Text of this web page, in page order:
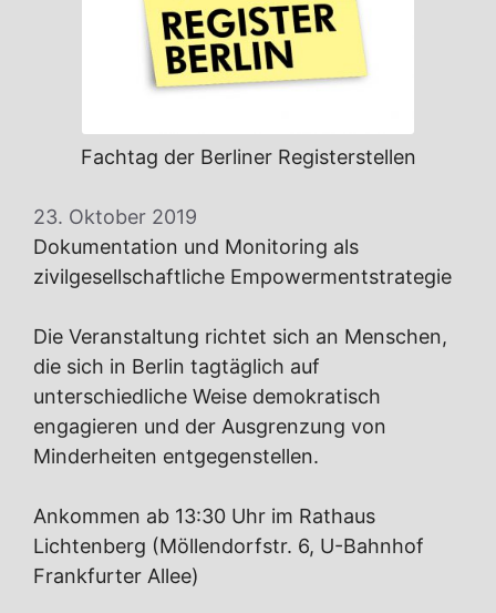
Fachtag der Berliner Registerstellen
23. Oktober 2019
Dokumentation und Monitoring als
zivilgesellschaftliche Empowermentstrategie
Die Veranstaltung richtet sich an Menschen,
die sich in Berlin tagtäglich auf
unterschiedliche Weise demokratisch
engagieren und der Ausgrenzung von
Minderheiten entgegenstellen.
Ankommen ab 13:30 Uhr im Rathaus
Lichtenberg (Möllendorfstr. 6, U-Bahnhof
Frankfurter Allee)